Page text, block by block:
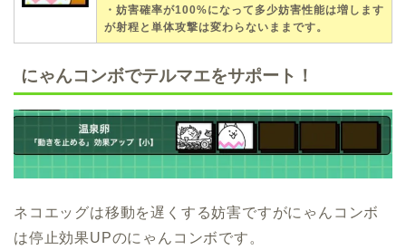
・妨害確率が100%になって多少妨害性能は増します
が射程と単体攻撃は変わらないままです。
にゃんコンボでテルマエをサポート！
ネコエッグは移動を遅くする妨害ですがにゃんコンボ
は停止効果UPのにゃんコンボです。